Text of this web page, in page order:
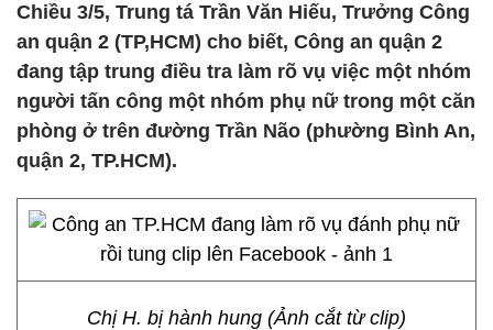
Chiều 3/5, Trung tá Trần Văn Hiếu, Trưởng Công
an quận 2 (TP,HCM) cho biết, Công an quận 2
đang tập trung điều tra làm rõ vụ việc một nhóm
người tấn công một nhóm phụ nữ trong một căn
phòng ở trên đường Trần Não (phường Bình An,
quận 2, TP.HCM).
Chị H. bị hành hung (Ảnh cắt từ clip)